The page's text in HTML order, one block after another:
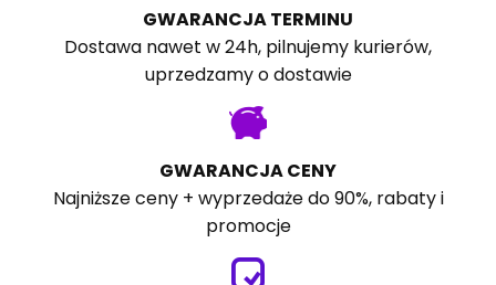
GWARANCJA TERMINU
Dostawa nawet w 24h, pilnujemy kurierów,
uprzedzamy o dostawie
GWARANCJA CENY
Najniższe ceny + wyprzedaże do 90%, rabaty i
promocje